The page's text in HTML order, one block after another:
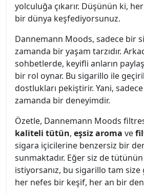
yolculuğa çıkarır. Düşünün ki,
bir dünya keşfediyorsunuz.
Dannemann Moods, sadece bir
zamanda bir yaşam tarzıdır.
sohbetlerde, keyifli anların
bir rol oynar. Bu sigarillo ile
dostlukları pekiştirir. Yani,
zamanda bir deneyimdir.
Özetle, Dannemann Moods
kaliteli tütün, eşsiz aroma ve
sigara içicilerine benzersiz bir
sunmaktadır. Eğer siz de tütünün
istiyorsanız, bu sigarillo tam size
her nefes bir keşif, her an bir